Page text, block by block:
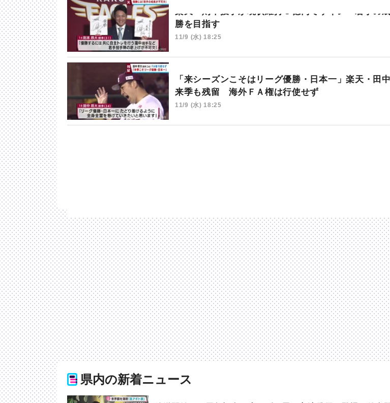
楽天・則本投手が現状維持３億円でサイン 若手の
勝を目指す
11/9 (水) 18:25
「来シーズンこそはリーグ優勝・日本一」楽天・田
来季も残留 海外ＦＡ権は行使せず
11/9 (水) 18:25
県内の新着ニュース